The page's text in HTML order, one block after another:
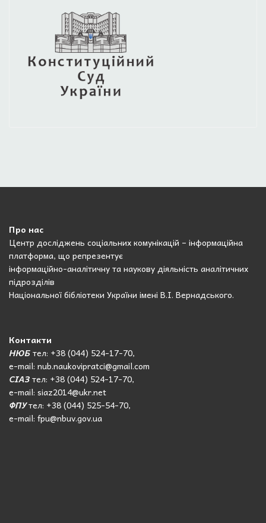
Про нас
Центр досліджень соціальних комунікацій – інформаційна
платформа, що репрезентує
інформаційно-аналітичну та наукову діяльність аналітичних
підрозділів
Національної бібліотеки України імені В.І. Вернадського.
Контакти
НЮБтел: +38 (044) 524-17-70,
e-mail: nub.naukovipratci@gmail.com
СІАЗтел: +38 (044) 524-17-70,
e-mail: siaz2014@ukr.net
ФПУтел: +38 (044) 525-54-70,
e-mail: fpu@nbuv.gov.ua